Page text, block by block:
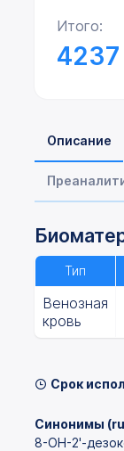
Описание
Тип
Венозная
кровь
Срок
Синонимы
8-OH-2'-
Итого: